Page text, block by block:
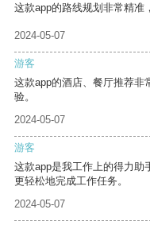
这款app的路线规划非常精准
2024-05-07
游客
这款app的酒店、餐厅推荐非
验。
2024-05-07
游客
这款app是我工作上的得力助
更轻松地完成工作任务。
2024-05-07